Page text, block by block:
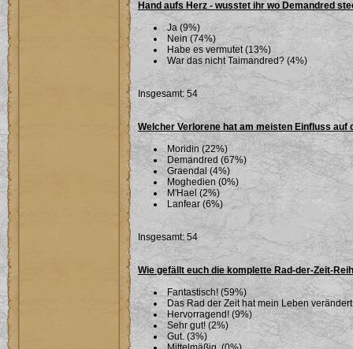
Hand aufs Herz - wusstet ihr wo Demandred
Ja (9%)
Nein (74%)
Habe es vermutet (13%)
War das nicht Taimandred? (4%)
Insgesamt: 54
Welcher Verlorene hat am meisten Einfluss auf
Moridin (22%)
Demandred (67%)
Graendal (4%)
Moghedien (0%)
M'Hael (2%)
Lanfear (6%)
Insgesamt: 54
Wie gefällt euch die komplette Rad-der-Zeit-
Fantastisch! (59%)
Das Rad der Zeit hat mein Leben
Hervorragend! (9%)
Sehr gut! (2%)
Gut. (3%)